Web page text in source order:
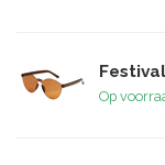
Op